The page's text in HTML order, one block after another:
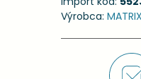
Výrobca: MATRIX